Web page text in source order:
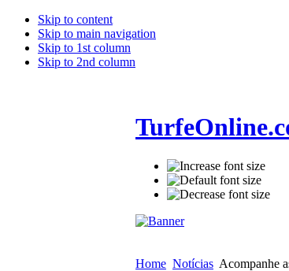
Skip to content
Skip to main navigation
Skip to 1st column
Skip to 2nd column
Home Notícias Acompanhe